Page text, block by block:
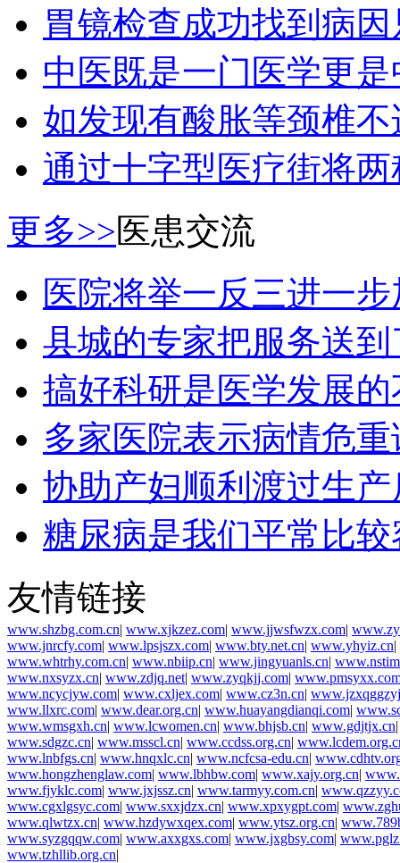
胃镜检查成功找到病
中医既是一门医学更
如发现有酸胀等颈椎
通过十字型医疗街将
更多>>医患交流
医院将举一反三进一
县城的专家把服务送
搞好科研是医学发展
多家医院表示病情危
协助产妇顺利渡过生
糖尿病是我们平常比
友情链接
www.shzbg.com.cn| www.xjkzez.com| www.jjwsfwzx.com|
www.jnrcfy.com| www.lpsjszx.com| www.bty.net.cn| www.yhyiz.cn|
www.whtrhy.com.cn| www.nbiip.cn| www.jingyuanls.cn|
www.nxsyzx.cn| www.zdjq.net| www.zyqkjj.com|
www.ncycjyw.com| www.cxljex.com| www.cz3n.cn|
www.llxrc.com| www.dear.org.cn| www.huayangdianqi.com|
www.wmsgxh.cn| www.lcwomen.cn| www.bhjsb.cn| www.gdjtjx.cn
www.sdgzc.cn| www.msscl.cn| www.ccdss.org.cn|
www.lnbfgs.cn| www.hnqxlc.cn| www.ncfcsa-edu.cn|
www.hongzhenglaw.com| www.lbhbw.com| www.xajy.org.cn|
www.fjyklc.com| www.jxjssz.cn| www.tarmyy.com.cn|
www.cgxlgsyc.com| www.sxxjdzx.cn| www.xpxygpt.com|
www.qlwtzx.cn| www.hzdywxqex.com| www.ytsz.org.cn|
www.syzgqqw.com| www.axxgxs.com| www.jxgbsy.com|
www.tzhllib.org.cn|